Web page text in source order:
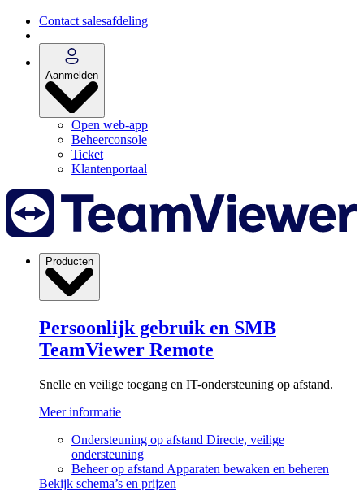
Contact salesafdeling
Aanmelden
Open web-app
Beheerconsole
Ticket
Klantenportaal
Producten
Persoonlijk gebruik en SMB
TeamViewer Remote
Snelle en veilige toegang en IT-ondersteuning op afstand.
Meer informatie
Ondersteuning op afstand Directe, veilige
ondersteuning
Beheer op afstand Apparaten bewaken en beheren
Bekijk schema’s en prijzen